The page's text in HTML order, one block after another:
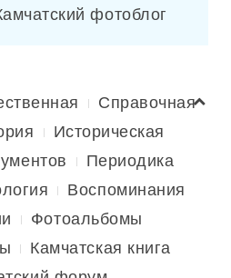
фотоблог
Справочная
Историческая
Периодика
Воспоминания
Фотоальбомы
Камчатская книга